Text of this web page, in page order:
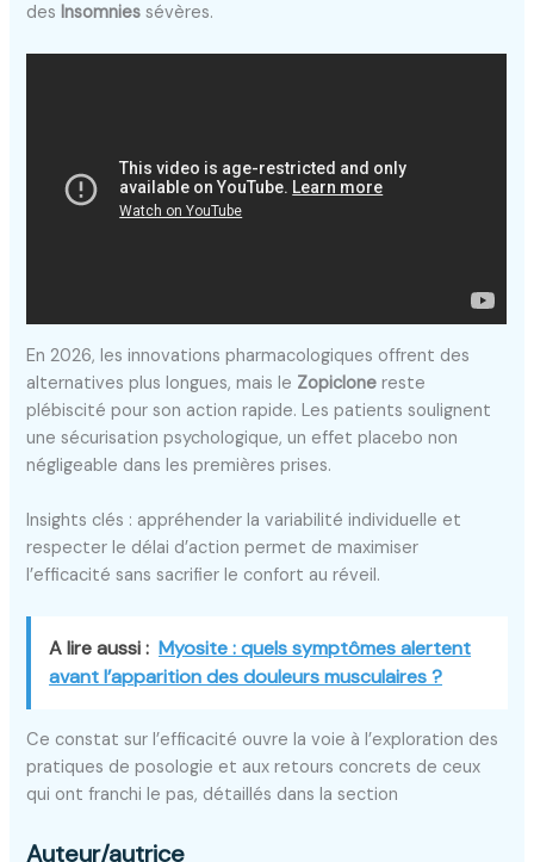
desInsomnies sévères.
En 2026, les innovations pharmacologiques offrent des
alternatives plus longues, mais le Zopiclone reste
plébiscité pour son action rapide. Les patients soulignent
une sécurisation psychologique, un effet placebo non
négligeable dans les premières prises.
Insights clés : appréhender la variabilité individuelle et
respecter le délai d’action permet de maximiser
l’efficacité sans sacrifier le confort au réveil.
A lire aussi : Myosite : quels symptômes alertent
avant l’apparition des douleurs musculaires ?
Ce constat sur l’efficacité ouvre la voie à l’exploration des
pratiques de posologie et aux retours concrets de ceux
qui ont franchi le pas, détaillés dans la section
Auteur/autrice